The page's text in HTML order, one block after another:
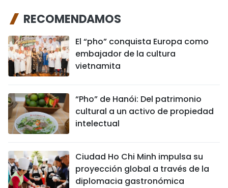
RECOMENDAMOS
El “pho” conquista Europa como
embajador de la cultura
vietnamita
“Pho” de Hanói: Del patrimonio
cultural a un activo de propiedad
intelectual
Ciudad Ho Chi Minh impulsa su
proyección global a través de la
diplomacia gastronómica